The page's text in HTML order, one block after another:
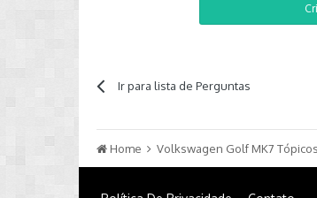
Ir para lista de Perguntas
Home Volkswagen Golf MK7